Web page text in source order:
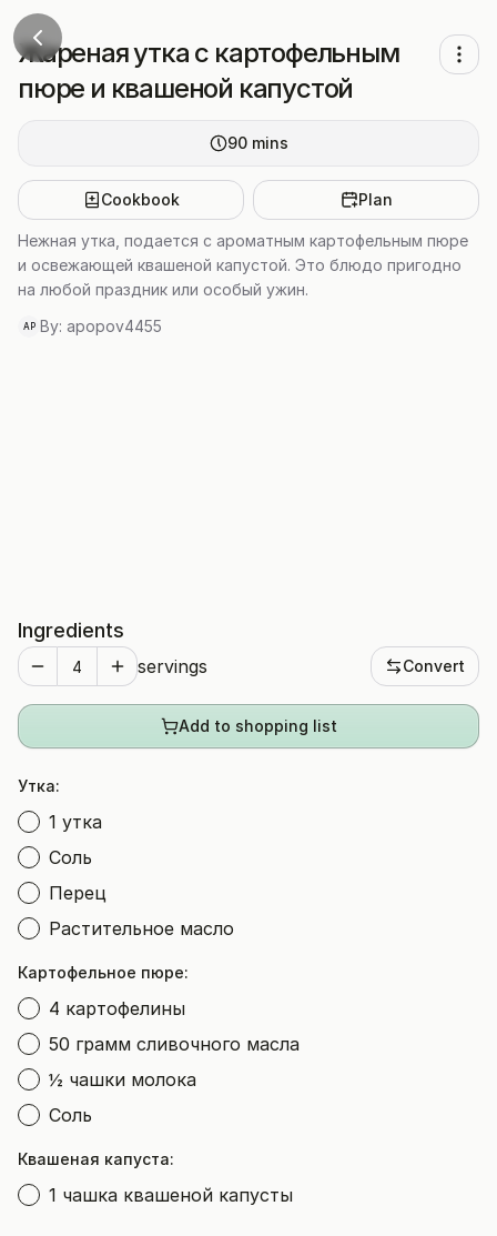
Жареная утка с картофельным
пюре и квашеной капустой
90 mins
Cookbook Plan
Нежная утка, подается с ароматным картофельным пюре
и освежающей квашеной капустой. Это блюдо пригодно
на любой праздник или особый ужин.
AP By: apopov4455
Ingredients
servings Convert
Add to shopping list
Утка:
1 утка
Соль
Перец
Растительное масло
Картофельное пюре:
4 картофелины
50 грамм сливочного масла
½ чашки молока
Соль
Квашеная капуста:
1 чашка квашеной капусты